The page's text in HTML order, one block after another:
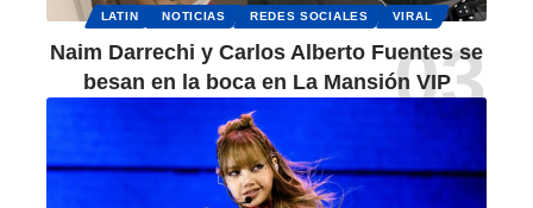
LATIN NOTICIAS REDES SOCIALES VIRAL
Naim Darrechi y Carlos Alberto Fuentes se
besan en la boca en La Mansión VIP